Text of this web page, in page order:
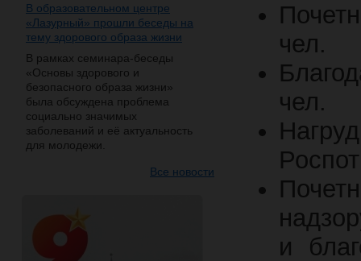
В образовательном центре
«Лазурный» прошли беседы на
тему здорового образа жизни
В рамках семинара-беседы
«Основы здорового и
безопасного образа жизни»
была обсуждена проблема
социально значимых
заболеваний и её актуальность
для молодежи.
Все новости
чел.
чел.
и